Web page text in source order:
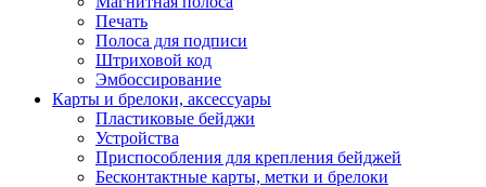
Печать
Полоса для подписи
Штриховой код
Эмбоссирование
Карты и брелоки, аксессуары
Пластиковые бейджи
Устройства
Приспособления для крепления бейджей
Бесконтактные карты, метки и брелоки